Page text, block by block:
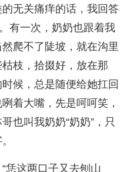
无关痛痒的话，我回答
有一次，奶奶也跟着我
爬不了陡坡，就在沟里
枝，拾掇好，放在那
候，总是随便给她扛回
着大嘴，先是呵呵笑，
也叫我奶奶“奶奶”，只
恁这两口子又去刨山